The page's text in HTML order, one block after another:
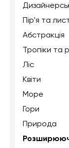
Пір'я та
Абстракція
Тропіки та
Ліс
Квіти
Море
Гори
Природа